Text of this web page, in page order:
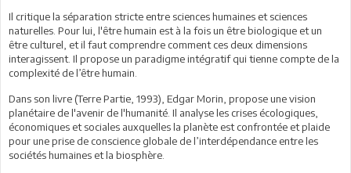
Il critique la séparation stricte entre sciences humaines et sciences
naturelles. Pour lui, l'être humain est à la fois un être biologique et un
être culturel, et il faut comprendre comment ces deux dimensions
interagissent. Il propose un paradigme intégratif qui tienne compte de la
complexité de l’être humain.
Dans son livre (Terre Partie, 1993), Edgar Morin, propose une vision
planétaire de l'avenir de l'humanité. Il analyse les crises écologiques,
économiques et sociales auxquelles la planète est confrontée et plaide
pour une prise de conscience globale de l’interdépendance entre les
sociétés humaines et la biosphère.